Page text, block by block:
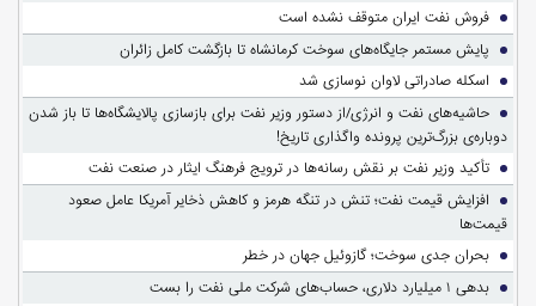
فروش نفت ایران متوقف نشده است
پایش مستمر جایگاه‌های سوخت کرمانشاه تا بازگشت کامل زائران
اسکله صادراتی لاوان نوسازی شد
حاشیه‌های نفت و انرژی/از دستور وزیر نفت برای بازسازی پالایشگاه‌ها تا باز شدن
دوباره‌ی بزرگ‌ترین پرونده واگذاری تاریخ!
تأکید وزیر نفت بر نقش رسانه‌ها در ترویج فرهنگ ایثار در صنعت نفت
افزایش قیمت نفت؛ تنش در تنگه هرمز و کاهش ذخایر آمریکا عامل صعود
قیمت‌ها
بحران جدی سوخت؛ گازوئیل جهان در خطر
بدهی ۱ میلیارد دلاری، حساب‌های شرکت ملی نفت را بست